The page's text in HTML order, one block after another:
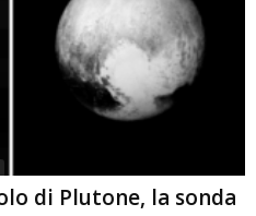
di Plutone, la sonda